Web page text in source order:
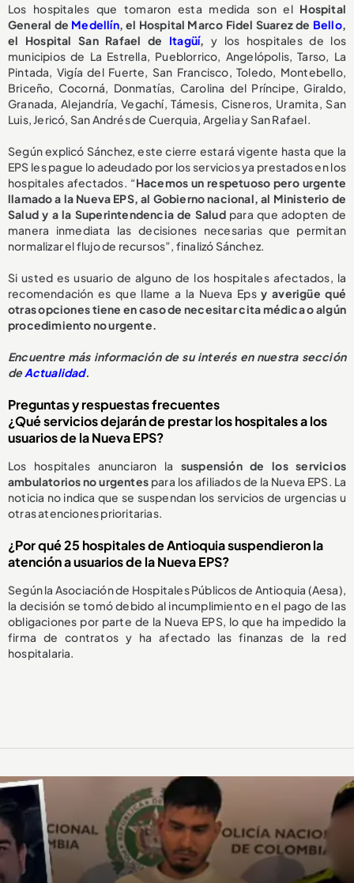
Los hospitales que tomaron esta medida son el Hospital
General de Medellín, el Hospital Marco Fidel Suarez de Bello,
el Hospital San Rafael de Itagüí, y los hospitales de los
municipios de La Estrella, Pueblorrico, Angelópolis, Tarso, La
Pintada, Vigía del Fuerte, San Francisco, Toledo, Montebello,
Briceño, Cocorná, Donmatías, Carolina del Príncipe, Giraldo,
Granada, Alejandría, Vegachí, Támesis, Cisneros, Uramita, San
Luis, Jericó, San Andrés de Cuerquia, Argelia y San Rafael.
Según explicó Sánchez, este cierre estará vigente hasta que la
EPS les pague lo adeudado por los servicios ya prestados en los
hospitales afectados. “Hacemos un respetuoso pero urgente
llamado a la Nueva EPS, al Gobierno nacional, al Ministerio de
Salud y a la Superintendencia de Salud para que adopten de
manera inmediata las decisiones necesarias que permitan
normalizar el flujo de recursos”, finalizó Sánchez.
Si usted es usuario de alguno de los hospitales afectados, la
recomendación es que llame a la Nueva Epsy averigüe qué
otras opciones tiene en caso de necesitar cita médica o algún
procedimiento no urgente.
Encuentre más información de su interés en nuestra sección
deActualidad.
Preguntas y respuestas frecuentes
¿Qué servicios dejarán de prestar los hospitales a los
usuarios de la Nueva EPS?
Los hospitales anunciaron la suspensión de los servicios
ambulatorios no urgentes para los afiliados de la Nueva EPS. La
noticia no indica que se suspendan los servicios de urgencias u
otras atenciones prioritarias.
¿Por qué 25 hospitales de Antioquia suspendieron la
atención a usuarios de la Nueva EPS?
Según la Asociación de Hospitales Públicos de Antioquia (Aesa),
la decisión se tomó debido al incumplimiento en el pago de las
obligaciones por parte de la Nueva EPS, lo que ha impedido la
firma de contratos y ha afectado las finanzas de la red
hospitalaria.